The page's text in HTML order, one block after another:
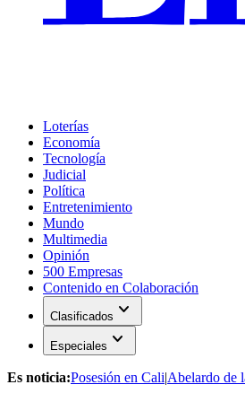
Loterías
Economía
Tecnología
Judicial
Política
Entretenimiento
Mundo
Multimedia
Opinión
500 Empresas
Contenido en Colaboración
Clasificados expand_more
Especiales expand_more
Es noticia:Posesión en Cali|Abelardo de